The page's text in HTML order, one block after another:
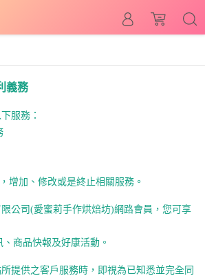
義務
服務：
增加、修改或是終止相關服務。
公司(愛蜜莉手作烘焙坊)網路會員，您可享
、商品快報及好康活動。
提供之客戶服務時， 即視為已知悉並完全同